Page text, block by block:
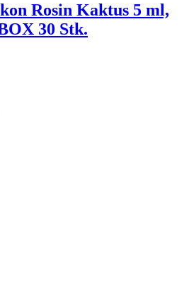
Rosin Kaktus 5 ml,
30 Stk.